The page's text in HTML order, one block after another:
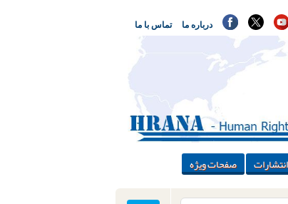
تماس با ما درباره ما
انتشارات صفحات ویژه